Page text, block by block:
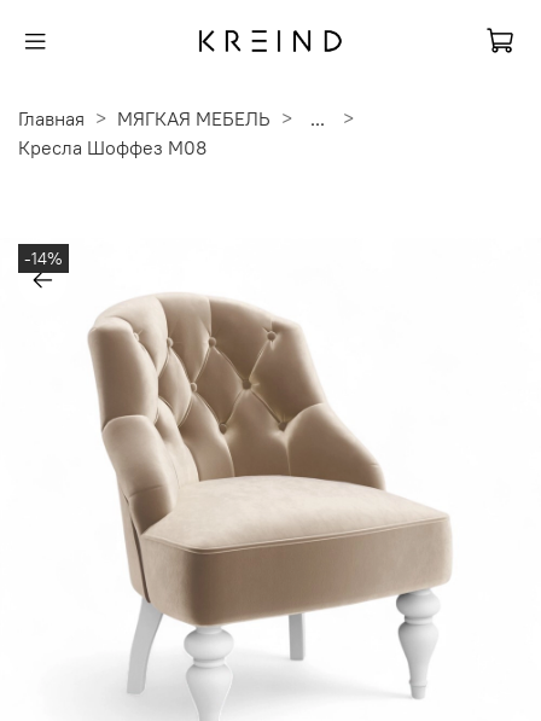
Главная МЯГКАЯ МЕБЕЛЬ
...
Кресла Шоффез M08
-14%